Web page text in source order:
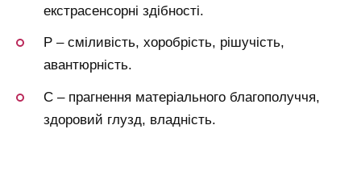
екстрасенсорні здібності.
Р – сміливість, хоробрість, рішучість,
авантюрність.
С – прагнення матеріального благополуччя,
здоровий глузд, владність.